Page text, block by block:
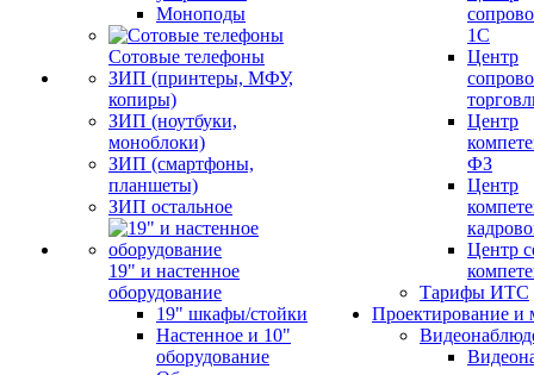
Моноподы
Сотовые телефоны
ЗИП (принтеры, МФУ,
копиры)
ЗИП (ноутбуки,
моноблоки)
ЗИП (смартфоны,
планшеты)
ЗИП остальное
19" и настенное
оборудование
19" шкафы/стойки
Настенное и 10"
оборудование
1С
Центр
Центр
ФЗ
Центр
Центр
Тарифы ИТС
Проектирование и